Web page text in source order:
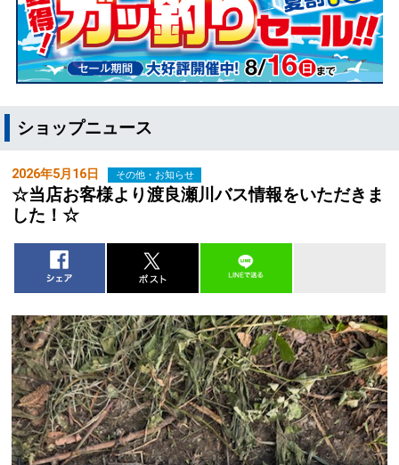
ショップニュース
2026年5月16日 その他・お知らせ
☆当店お客様より渡良瀬川バス情報をいただきま
した！☆